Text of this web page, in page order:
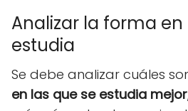
Analizar la forma en
estudia
Se debe analizar cuáles
en las que se estudia mejor